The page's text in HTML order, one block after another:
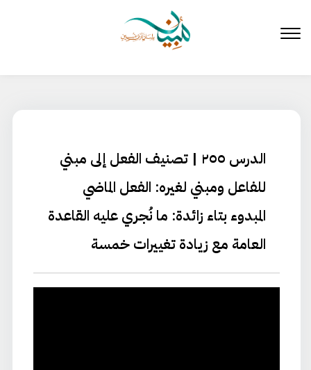
المحتوى
الدرس ٢٥٥ | تصنيف الفعل إلى مبني
للفاعل ومبني لغيره:⁠ الفعل الماضي
المبدوء بتاء زائدة: ما نُجري عليه القاعدة
العامة مع زيادة تغييرات خمسة